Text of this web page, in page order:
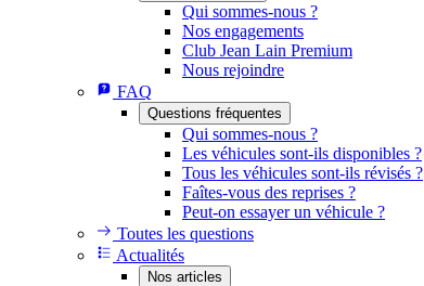
Qui sommes-nous ?
Nos engagements
Club Jean Lain Premium
Nous rejoindre
FAQ
Questions fréquentes
Qui sommes-nous ?
Les véhicules sont-ils disponibles ?
Tous les véhicules sont-ils révisés ?
Faîtes-vous des reprises ?
Peut-on essayer un véhicule ?
Toutes les questions
Actualités
Nos articles